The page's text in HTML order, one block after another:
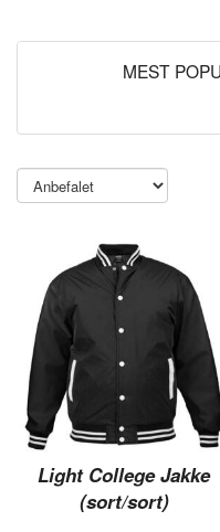
MEST
Light College Jakke
(sort/sort)